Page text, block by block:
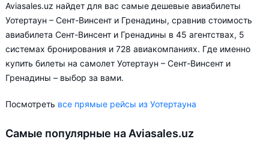
Aviasales.uz найдет для вас самые дешевые авиабилеты
Уотертаун – Сент-Винсент и Гренадины, сравнив стоимость
авиабилета Сент-Винсент и Гренадины в 45 агентствах, 5
системах бронирования и 728 авиакомпаниях. Где именно
купить билеты на самолет Уотертаун – Сент-Винсент и
Гренадины – выбор за вами.
Посмотреть все прямые рейсы из Уотертауна
Самые популярные на Aviasales.uz